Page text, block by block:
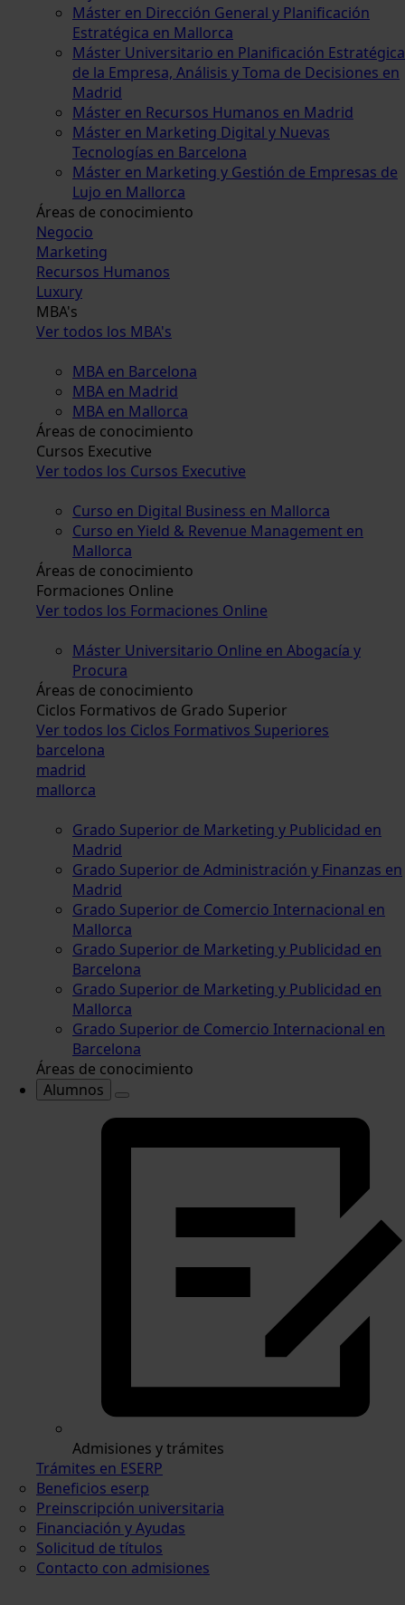
Máster en Dirección General y Planificación
Estratégica en Mallorca
Máster Universitario en Planificación Estratégica
de la Empresa, Análisis y Toma de Decisiones en
Madrid
Máster en Recursos Humanos en Madrid
Máster en Marketing Digital y Nuevas
Tecnologías en Barcelona
Máster en Marketing y Gestión de Empresas de
Lujo en Mallorca
Áreas de conocimiento
Negocio
Marketing
Recursos Humanos
Luxury
MBA's
Ver todos los MBA's
MBA en Barcelona
MBA en Madrid
MBA en Mallorca
Áreas de conocimiento
Cursos Executive
Ver todos los Cursos Executive
Curso en Digital Business en Mallorca
Curso en Yield & Revenue Management en
Mallorca
Áreas de conocimiento
Formaciones Online
Ver todos los Formaciones Online
Máster Universitario Online en Abogacía y
Procura
Áreas de conocimiento
Ciclos Formativos de Grado Superior
Ver todos los Ciclos Formativos Superiores
barcelona
madrid
mallorca
Grado Superior de Marketing y Publicidad en
Madrid
Grado Superior de Administración y Finanzas en
Madrid
Grado Superior de Comercio Internacional en
Mallorca
Grado Superior de Marketing y Publicidad en
Barcelona
Grado Superior de Marketing y Publicidad en
Mallorca
Grado Superior de Comercio Internacional en
Barcelona
Áreas de conocimiento
Alumnos
Admisiones y trámites
Trámites en ESERP
Beneficios eserp
Preinscripción universitaria
Financiación y Ayudas
Solicitud de títulos
Contacto con admisiones